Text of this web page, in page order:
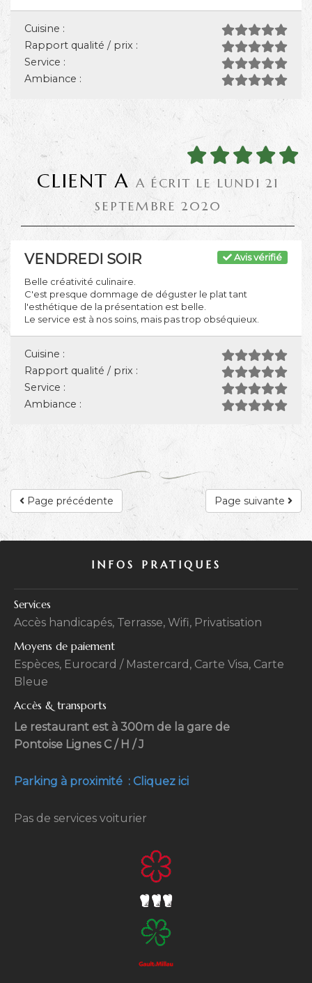
Cuisine :
Rapport qualité / prix :
Service :
Ambiance :
CLIENT A A ÉCRIT LE LUNDI 21
SEPTEMBRE 2020
Avis vérifié
VENDREDI SOIR
Belle créativité culinaire.
C'est presque dommage de déguster le plat tant
l'esthétique de la présentation est belle.
Le service est à nos soins, mais pas trop obséquieux.
Cuisine :
Rapport qualité / prix :
Service :
Ambiance :
Page suivante
Page précédente
INFOS PRATIQUES
Services
Accès handicapés, Terrasse, Wifi, Privatisation
Moyens de paiement
Espèces, Eurocard / Mastercard, Carte Visa, Carte
Bleue
Accès & transports
Le restaurant est à 300m de la gare de
Pontoise Lignes C / H / J
Parking à proximité : Cliquez ici
Pas de services voiturier